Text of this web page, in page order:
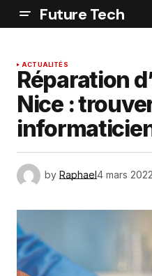
Future Tech
ACTUALITÉS
Réparation
Nice :
by Raphael4 mars 2022